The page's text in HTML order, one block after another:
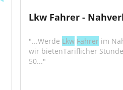
Lkw Fahrer -
"...Werde Lkw Fahrer im
wir bietenTariflicher
50..."